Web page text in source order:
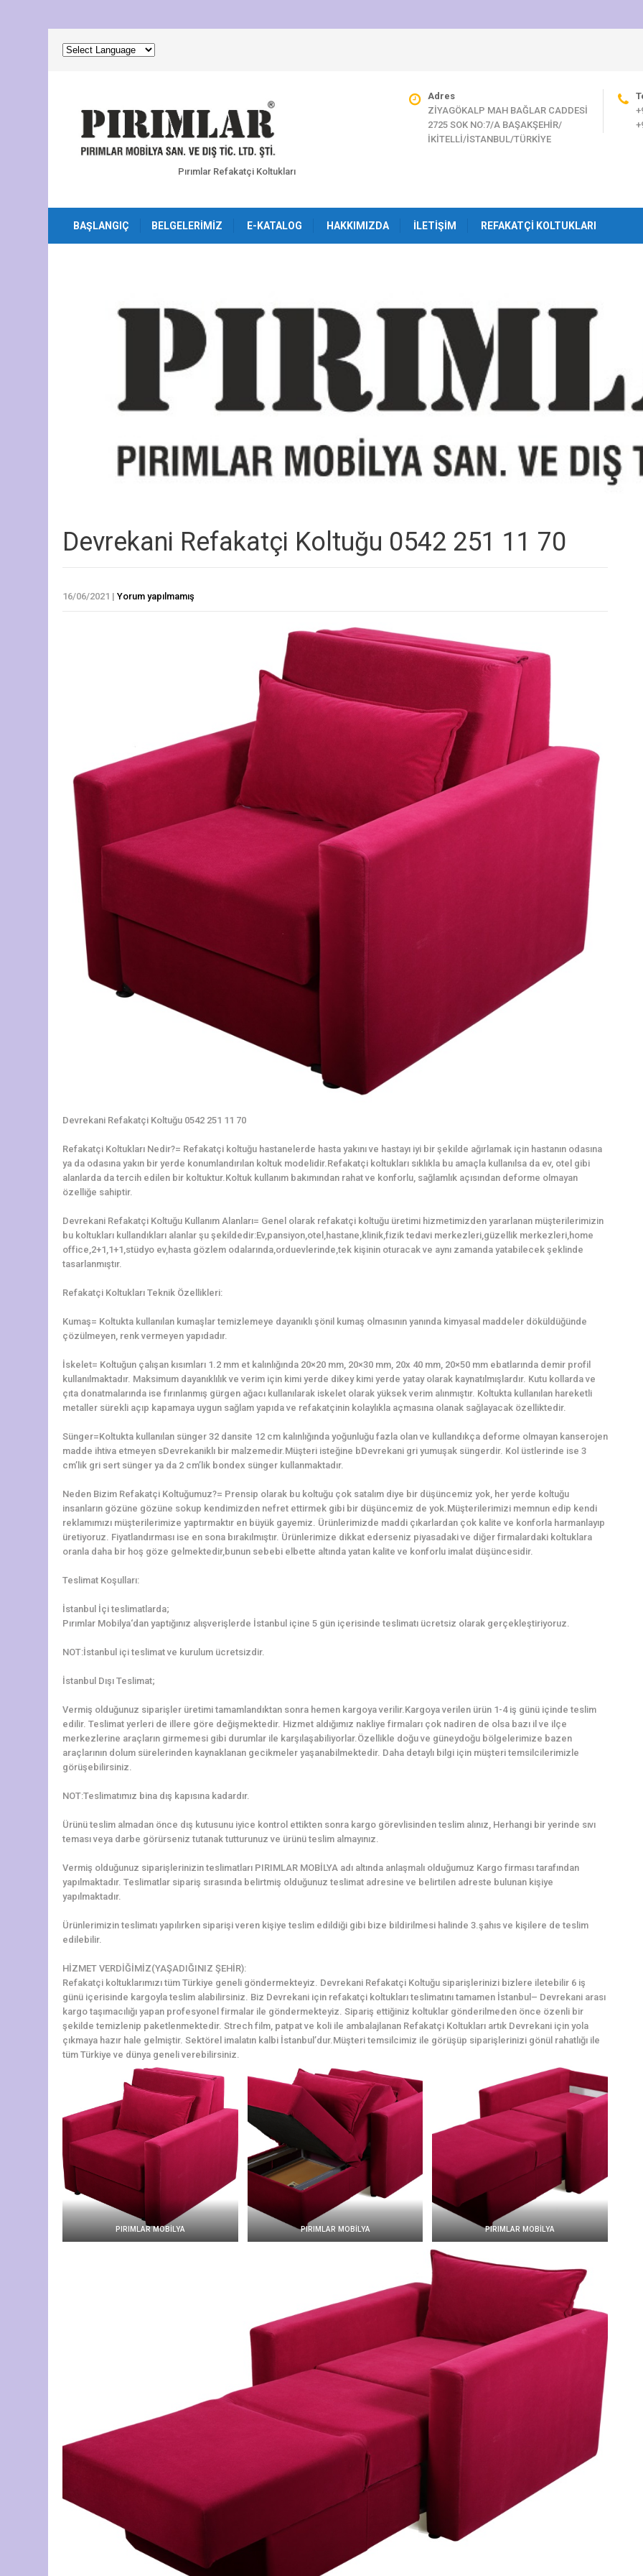
Pırımlar Refakatçi Koltukları
Adres
ZİYAGÖKALP MAH BAĞLAR CADDESİ
2725 SOK NO:7/A BAŞAKŞEHİR/
İKİTELLİ/İSTANBUL/TÜRKİYE
BAŞLANGIÇ BELGELERIMIZ E-KATALOG HAKKIMIZDA İLETIŞIM REFAKATÇI KOLTUKLARI
Devrekani Refakatçi Koltuğu 0542 251 11 70
16/06/2021 | Yorum yapılmamış
Devrekani Refakatçi Koltuğu 0542 251 11 70
Refakatçi Koltukları Nedir?= Refakatçi koltuğu hastanelerde hasta yakını ve hastayı iyi bir şekilde ağırlamak için hastanın odasına
ya da odasına yakın bir yerde konumlandırılan koltuk modelidir.Refakatçi koltukları sıklıkla bu amaçla kullanılsa da ev, otel gibi
alanlarda da tercih edilen bir koltuktur.Koltuk kullanım bakımından rahat ve konforlu, sağlamlık açısından deforme olmayan
özelliğe sahiptir.
Devrekani Refakatçi Koltuğu Kullanım Alanları= Genel olarak refakatçi koltuğu üretimi hizmetimizden yararlanan müşterilerimizin
bu koltukları kullandıkları alanlar şu şekildedir:Ev,pansiyon,otel,hastane,klinik,fizik tedavi merkezleri,güzellik merkezleri,home
office,2+1,1+1,stüdyo ev,hasta gözlem odalarında,orduevlerinde,tek kişinin oturacak ve aynı zamanda yatabilecek şeklinde
tasarlanmıştır.
Refakatçi Koltukları Teknik Özellikleri:
Kumaş= Koltukta kullanılan kumaşlar temizlemeye dayanıklı şönil kumaş olmasının yanında kimyasal maddeler döküldüğünde
çözülmeyen, renk vermeyen yapıdadır.
İskelet= Koltuğun çalışan kısımları 1.2 mm et kalınlığında 20×20 mm, 20×30 mm, 20x 40 mm, 20×50 mm ebatlarında demir profil
kullanılmaktadır. Maksimum dayanıklılık ve verim için kimi yerde dikey kimi yerde yatay olarak kaynatılmışlardır. Kutu kollarda ve
çıta donatmalarında ise fırınlanmış gürgen ağacı kullanılarak iskelet olarak yüksek verim alınmıştır. Koltukta kullanılan hareketli
metaller sürekli açıp kapamaya uygun sağlam yapıda ve refakatçinin kolaylıkla açmasına olanak sağlayacak özelliktedir.
Sünger=Koltukta kullanılan sünger 32 dansite 12 cm kalınlığında yoğunluğu fazla olan ve kullandıkça deforme olmayan kanserojen
madde ihtiva etmeyen sDevrekaniklı bir malzemedir.Müşteri isteğine bDevrekani gri yumuşak süngerdir. Kol üstlerinde ise 3
cm’lik gri sert sünger ya da 2 cm’lik bondex sünger kullanmaktadır.
Neden Bizim Refakatçi Koltuğumuz?= Prensip olarak bu koltuğu çok satalım diye bir düşüncemiz yok, her yerde koltuğu
insanların gözüne gözüne sokup kendimizden nefret ettirmek gibi bir düşüncemiz de yok.Müşterilerimizi memnun edip kendi
reklamımızı müşterilerimize yaptırmaktır en büyük gayemiz. Ürünlerimizde maddi çıkarlardan çok kalite ve konforla harmanlayıp
üretiyoruz. Fiyatlandırması ise en sona bırakılmıştır. Ürünlerimize dikkat ederseniz piyasadaki ve diğer firmalardaki koltuklara
oranla daha bir hoş göze gelmektedir,bunun sebebi elbette altında yatan kalite ve konforlu imalat düşüncesidir.
Teslimat Koşulları:
İstanbul İçi teslimatlarda;
Pırımlar Mobilya‘dan yaptığınız alışverişlerde İstanbul içine 5 gün içerisinde teslimatı ücretsiz olarak gerçekleştiriyoruz.
NOT:İstanbul içi teslimat ve kurulum ücretsizdir.
İstanbul Dışı Teslimat;
Vermiş olduğunuz siparişler üretimi tamamlandıktan sonra hemen kargoya verilir.Kargoya verilen ürün 1-4 iş günü içinde teslim
edilir. Teslimat yerleri de illere göre değişmektedir. Hizmet aldığımız nakliye firmaları çok nadiren de olsa bazı il ve ilçe
merkezlerine araçların girmemesi gibi durumlar ile karşılaşabiliyorlar.Özellikle doğu ve güneydoğu bölgelerimize bazen
araçlarının dolum sürelerinden kaynaklanan gecikmeler yaşanabilmektedir. Daha detaylı bilgi için müşteri temsilcilerimizle
görüşebilirsiniz.
NOT:Teslimatımız bina dış kapısına kadardır.
Ürünü teslim almadan önce dış kutusunu iyice kontrol ettikten sonra kargo görevlisinden teslim alınız, Herhangi bir yerinde sıvı
teması veya darbe görürseniz tutanak tutturunuz ve ürünü teslim almayınız.
Vermiş olduğunuz siparişlerinizin teslimatları PIRIMLAR MOBİLYA adı altında anlaşmalı olduğumuz Kargo firması tarafından
yapılmaktadır. Teslimatlar sipariş sırasında belirtmiş olduğunuz teslimat adresine ve belirtilen adreste bulunan kişiye
yapılmaktadır.
Ürünlerimizin teslimatı yapılırken siparişi veren kişiye teslim edildiği gibi bize bildirilmesi halinde 3.şahıs ve kişilere de teslim
edilebilir.
HİZMET VERDİĞİMİZ(YAŞADIĞINIZ ŞEHİR):
Refakatçi koltuklarımızı tüm Türkiye geneli göndermekteyiz. Devrekani Refakatçi Koltuğu siparişlerinizi bizlere iletebilir 6 iş
günü içerisinde kargoyla teslim alabilirsiniz. Biz Devrekani için refakatçi koltukları teslimatını tamamen İstanbul– Devrekani arası
kargo taşımacılığı yapan profesyonel firmalar ile göndermekteyiz. Sipariş ettiğiniz koltuklar gönderilmeden önce özenli bir
şekilde temizlenip paketlenmektedir. Strech film, patpat ve koli ile ambalajlanan Refakatçi Koltukları artık Devrekani için yola
çıkmaya hazır hale gelmiştir. Sektörel imalatın kalbi İstanbul’dur.Müşteri temsilcimiz ile görüşüp siparişlerinizi gönül rahatlığı ile
tüm Türkiye ve dünya geneli verebilirsiniz.
PIRIMLAR MOBİLYA PIRIMLAR MOBİLYA PIRIMLAR MOBİLYA